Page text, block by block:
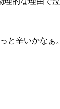
と辛いかなぁ。